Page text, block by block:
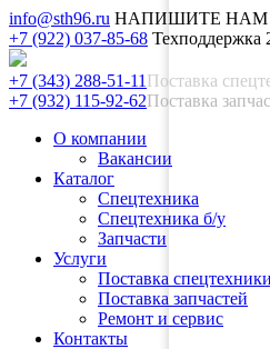
info@sth96.ru НАПИШИТЕ НАМ
+7 (922) 037-85-68 Техподдержка
+7 (343) 288-51-11 Поставка
+7 (932) 115-92-62Поставка
О компании
Вакансии
Каталог
Спецтехника
Спецтехника б/у
Запчасти
Услуги
Поставка спецтехники
Поставка запчастей
Ремонт и сервис
Контакты